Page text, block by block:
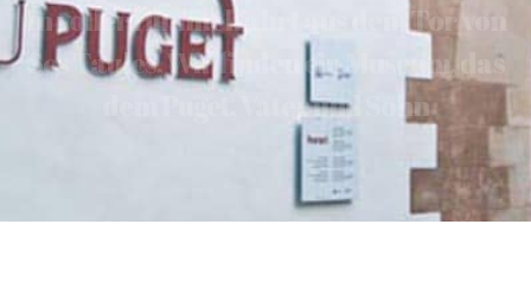
In voller Himmelfahrt aus dem Tor von
Ses Taules, Wir finden ein Museum, das
dem Puget, Vater und Sohn